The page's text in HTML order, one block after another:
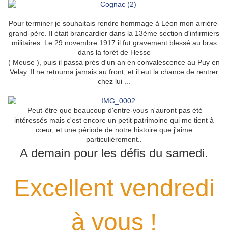
Pour terminer je souhaitais rendre hommage à Léon mon arrière-
grand-père. Il était brancardier dans la 13ème section d'infirmiers
militaires. Le 29 novembre 1917 il fut gravement blessé au bras
dans la forêt de Hesse
( Meuse ), puis il passa près d'un an en convalescence au Puy en
Velay. Il ne retourna jamais au front, et il eut la chance de rentrer
chez lui ...
Peut-être que beaucoup d'entre-vous n'auront pas été
intéressés mais c'est encore un petit patrimoine qui me tient à
cœur, et une période de notre histoire que j'aime
particulièrement..
A demain pour les défis du samedi.
Excellent vendredi
à vous !